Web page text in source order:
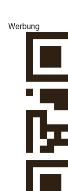
Werbung